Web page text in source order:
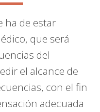
ha de estar
que será
del
el alcance de
con el fin
adecuada